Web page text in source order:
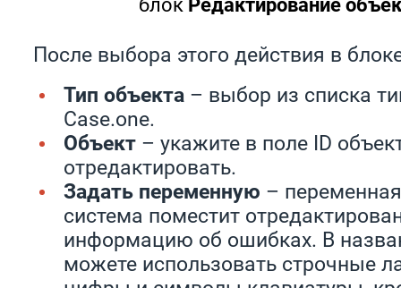
После выбора этого действия в
Тип объекта – выбор из списка
Case.one.
Объект – укажите в поле ID
отредактировать.
Задать переменную –
система поместит
информацию об ошибках. В
можете использовать строчные